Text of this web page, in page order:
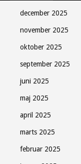
december 2025
november 2025
oktober 2025
september 2025
juni 2025
maj 2025
april 2025
marts 2025
februar 2025